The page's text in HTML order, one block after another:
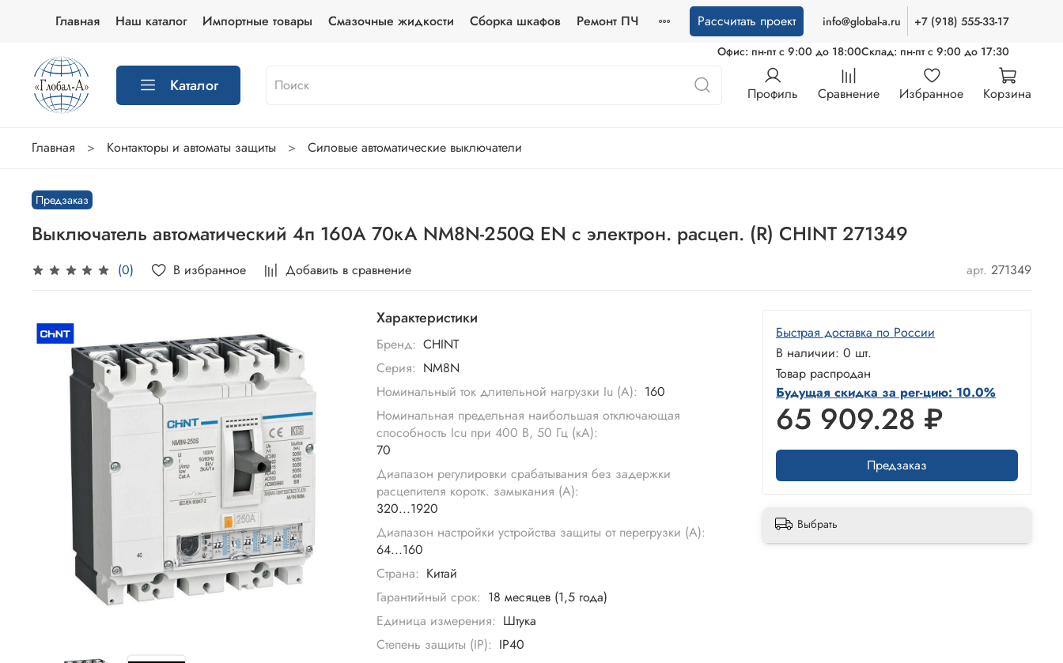
Главная Наш каталог Импортные товары Смазочные жидкости Сборка шкафов Ремонт ПЧ Рассчитать проект info@global-a.ru
+7 (918) 555-33-17
Офис: пн-пт с 9:00 до 18:00Склад: пн-пт с 9:00 до 17:30
Каталог Профиль Сравнение Избранное Корзина
Главная Контакторы и автоматы защиты Силовые автоматические выключатели
Предзаказ
Выключатель автоматический 4п 160А 70кА NM8N-250Q EN с электрон. расцеп. (R) CHINT 271349
(0) В избранное Добавить в сравнение арт. 271349
Характеристики
Бренд: CHINT
Серия: NM8N
Номинальный ток длительной нагрузки Iu (А): 160
Номинальная предельная наибольшая отключающая
способность Icu при 400 В, 50 Гц (кА):
70
Диапазон регулировки срабатывания без задержки
расцепителя коротк. замыкания (А):
320...1920
Диапазон настройки устройства защиты от перегрузки (А):
64...160
Страна: Китай
Гарантийный срок: 18 месяцев (1,5 года)
Единица измерения: Штука
Степень защиты (IP): IP40
Быстрая доставка по России
В наличии: 0 шт.
Товар распродан
Будущая скидка за рег-цию: 10.0%
65 909.28 ₽
Предзаказ
Выбрать